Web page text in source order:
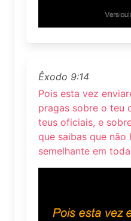
Êxodo 9:14
Pois esta vez
pragas sobre o teu
teus oficiais, e
que saibas que não
semelhante em